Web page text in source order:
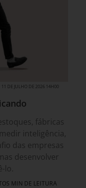
11 DE JULHO DE 2026 14H00
fábricas
inteligência,
das empresas
desenvolver
lo.
MIN DE LEITURA